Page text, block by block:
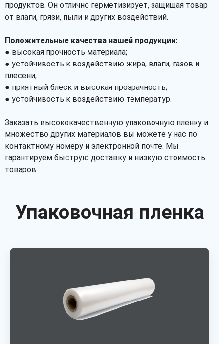
продуктов. Он отлично герметизирует, защищая товар
от влаги, грязи, пыли и других воздействий.
Положительные качества нашей продукции:
● высокая прочность материала;
● устойчивость к воздействию жира, влаги, газов и
плесени;
● приятный блеск и высокая прозрачность;
● устойчивость к воздействию температур.
Заказать высококачественную упаковочную пленку и
множество других материалов вы можете у нас по
контактному номеру и электронной почте. Мы
гарантируем быструю доставку и низкую стоимость
товаров.
Упаковочная пленка